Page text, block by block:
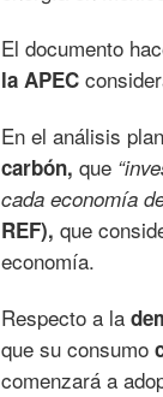
El documento
la APEC
En el análisis
carbón, que
cada economía
REF), que
economía.
Respecto a la
que su consumo
comenzará a